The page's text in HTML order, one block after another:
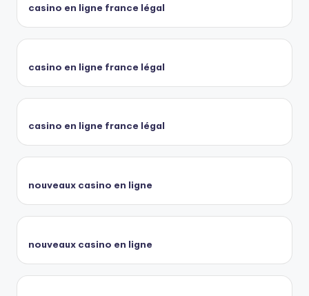
casino en ligne france légal
casino en ligne france légal
casino en ligne france légal
nouveaux casino en ligne
nouveaux casino en ligne